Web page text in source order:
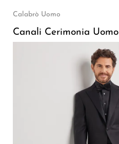
Calabrò Uomo
Canali Cerimonia Uomo